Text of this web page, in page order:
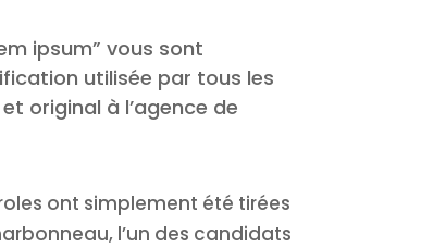
ipsum” vous sont
utilisée par tous les
original à l’agence de
ont simplement été tirées
l’un des candidats